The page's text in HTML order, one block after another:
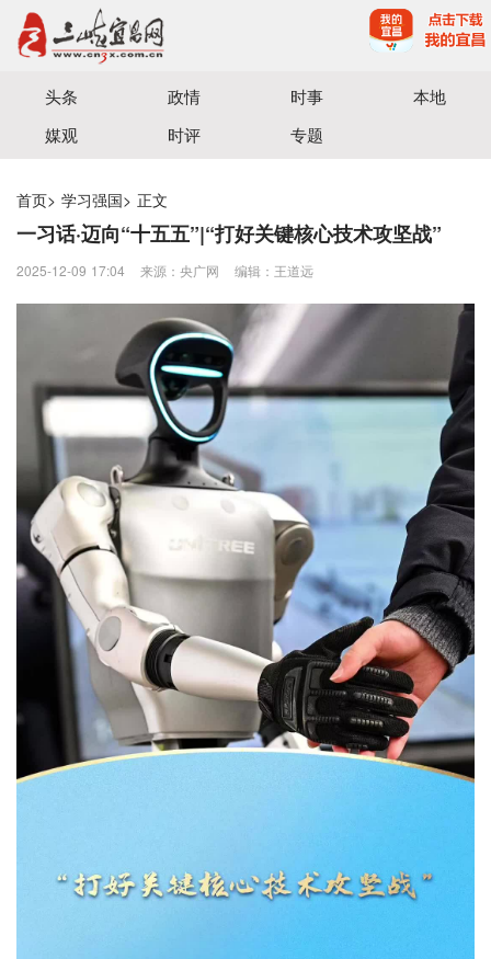
宜昌三峡融媒体中心主办
头条 政情 时事
本地
媒观
时评 专题
首页> 学习强国> 正文
一习话·迈向“十五五”|“打好关键核心技术攻坚战”
2025-12-09 17:04 来源：央广网 编辑：王道远